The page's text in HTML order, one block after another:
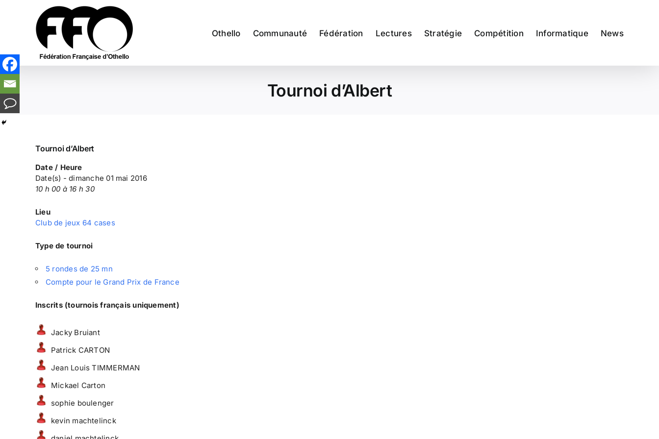
Othello Communauté Fédération Lectures Stratégie Compétition Informatique News
Tournoi d’Albert
Tournoi d’Albert
Date / Heure
Date(s) - dimanche 01 mai 2016
10 h 00 à 16 h 30
Lieu
Club de jeux 64 cases
Type de tournoi
5 rondes de 25 mn
Compte pour le Grand Prix de France
Inscrits (tournois français uniquement)
Jacky Bruiant
Patrick CARTON
Jean Louis TIMMERMAN
Mickael Carton
sophie boulenger
kevin machtelinck